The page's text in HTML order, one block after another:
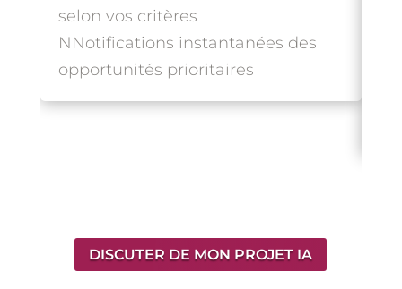
selon vos critères
NNotifications instantanées des
opportunités prioritaires
DISCUTER DE MON PROJET IA